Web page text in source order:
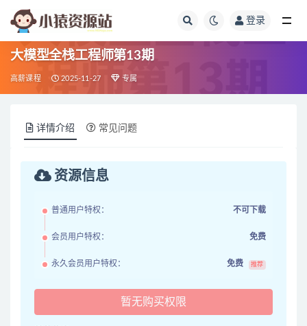
登录
大模型全栈工程师第13期
高薪课程 2025-11-27 专属
详情介绍 常见问题
资源信息
普通用户特权： 不可下载
会员用户特权： 免费
永久会员用户特权： 免费 推荐
暂无购买权限